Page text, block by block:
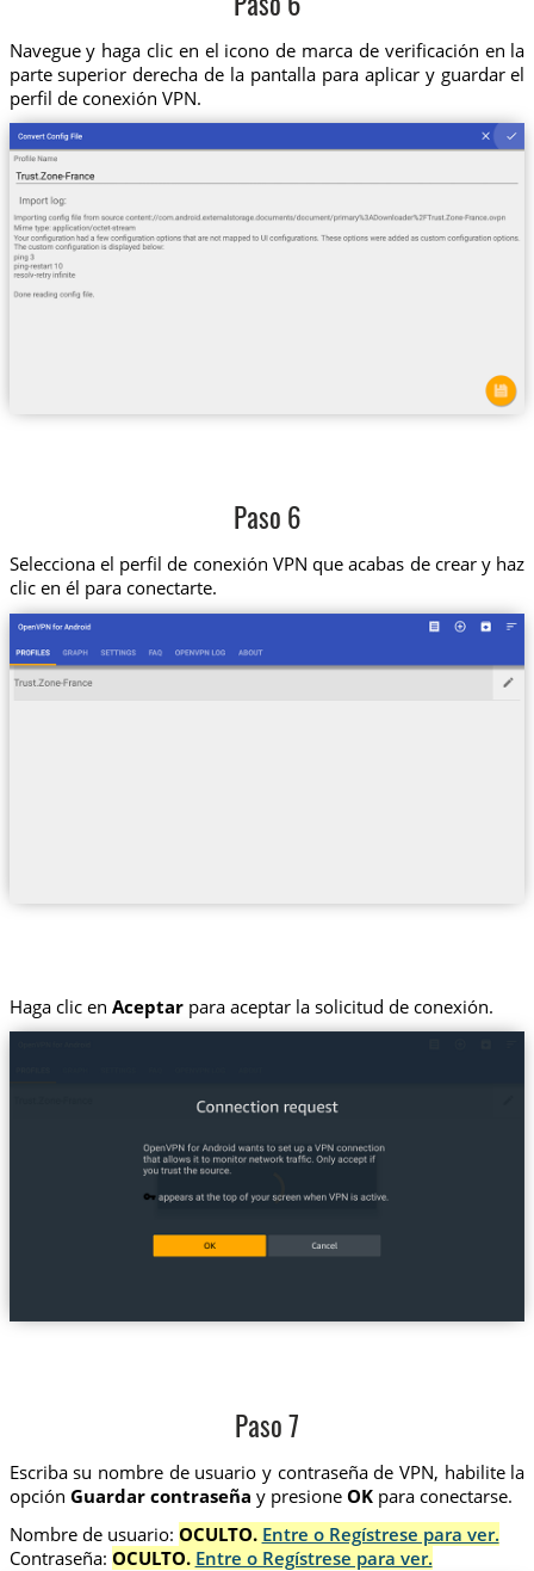
Paso 6
Navegue y haga clic en el icono de marca de verificación en la
parte superior derecha de la pantalla para aplicar y guardar el
perfil de conexión VPN.
Paso 6
Selecciona el perfil de conexión VPN que acabas de crear y haz
clic en él para conectarte.
Haga clic en Aceptarpara aceptar la solicitud de conexión.
Paso 7
Escriba su nombre de usuario y contraseña de VPN, habilite la
opción Guardar contraseña y presione OKpara conectarse.
Nombre de usuario: OCULTO. Entre o Regístrese para ver.
Contraseña: OCULTO. Entre o Regístrese para ver.